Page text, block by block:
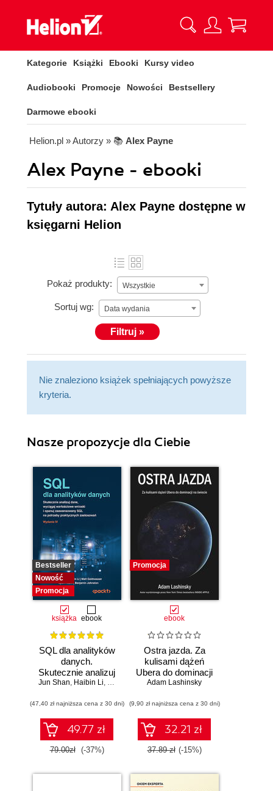
Kategorie Książki Ebooki Kursy video
Audiobooki Promocje Nowości Bestsellery
Darmowe ebooki
Helion.pl » Autorzy » 📚 Alex Payne
Alex Payne - ebooki
Tytuły autora: Alex Payne dostępne w
księgarni Helion
Pokaż produkty: Wszystkie
Sortuj wg: Data wydania
Filtruj »
Nie znaleziono książek spełniających powyższe
kryteria.
Nasze propozycje dla Ciebie
Bestseller
Nowość
Promocja
książka ebook
SQL dla analityków
danych.
Skutecznie analizuj
dane, wyciągaj
wnioski i opanuj
zaawansowany
SQL na potrzeby
praktycznych
zastosowań.
Jun Shan, Haibin Li, Matt Goldwasser,Upom Malik
(47,40 zł najniższa cena z 30 dni)
49.77 zł
79.00zł (-37%)
Promocja
ebook
Ostra jazda. Za
kulisami dążeń
Ubera do dominacji
na świecie
Adam Lashinsky
(9,90 zł najniższa cena z 30 dni)
32.21 zł
37.89 zł (-15%)